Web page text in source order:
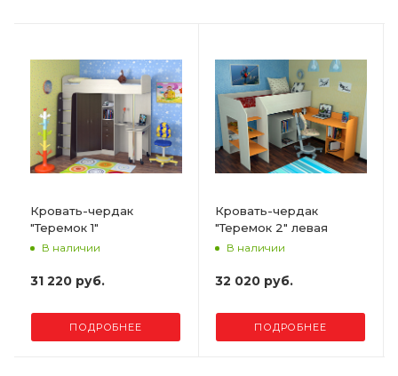
Кровать-чердак
"Теремок 1"
В наличии
31 220 руб.
ПОДРОБНЕЕ
Кровать-чердак
"Теремок 2" левая
В наличии
32 020 руб.
ПОДРОБНЕЕ